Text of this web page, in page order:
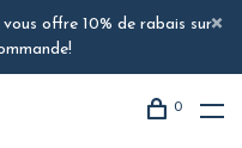
offre 10% de rabais sur
0